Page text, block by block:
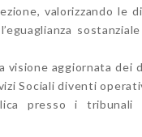
valorizzando le
visione aggiornata
Sociali diventi
presso i tribunali